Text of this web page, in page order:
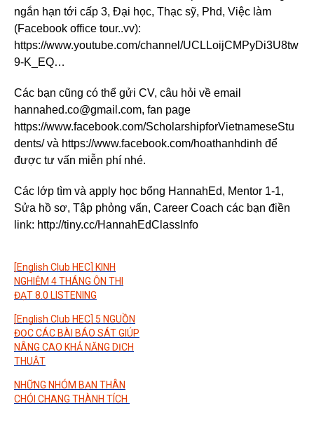
ngắn hạn tới cấp 3, Đại học, Thạc sỹ, Phd, Việc làm
(Facebook office tour..vv):
https://www.youtube.com/channel/UCLLoijCMPyDi3U8tw
9-K_EQ…
Các bạn cũng có thể gửi CV, câu hỏi về email
hannahed.co@gmail.com, fan page
https://www.facebook.com/ScholarshipforVietnameseStu
dents/ và https://www.facebook.com/hoathanhdinh để
được tư vấn miễn phí nhé.
Các lớp tìm và apply học bổng HannahEd, Mentor 1-1,
Sửa hồ sơ, Tập phỏng vấn, Career Coach các bạn điền
link: http://tiny.cc/HannahEdClassInfo
[English Club HEC] KINH
NGHIỆM 4 THÁNG ÔN THI
ĐẠT 8.0 LISTENING
[English Club HEC] 5 NGUỒN
ĐỌC CÁC BÀI BÁO SÁT GIÚP
NÂNG CAO KHẢ NĂNG DỊCH
THUẬT
NHỮNG NHÓM BẠN THÂN
CHÓI CHANG THÀNH TÍCH